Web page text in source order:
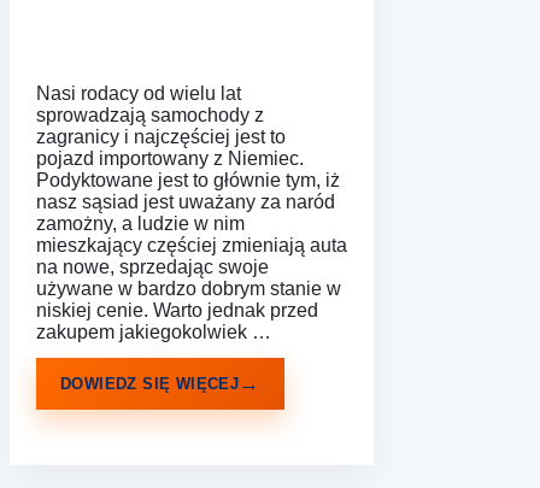
Nasi rodacy od wielu lat
sprowadzają samochody z
zagranicy i najczęściej jest to
pojazd importowany z Niemiec.
Podyktowane jest to głównie tym, iż
nasz sąsiad jest uważany za naród
zamożny, a ludzie w nim
mieszkający częściej zmieniają auta
na nowe, sprzedając swoje
używane w bardzo dobrym stanie w
niskiej cenie. Warto jednak przed
zakupem jakiegokolwiek …
DOWIEDZ SIĘ WIĘCEJ